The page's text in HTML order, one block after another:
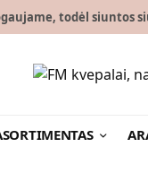
todėl siuntos